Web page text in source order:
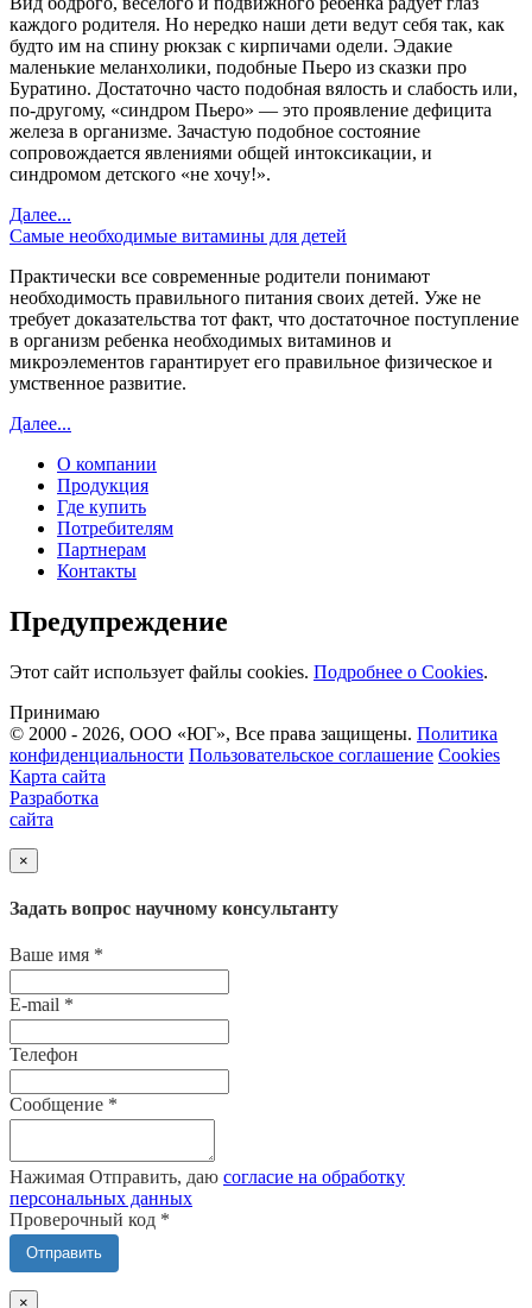
каждого родителя. Но нередко наши дети ведут себя так, как
будто им на спину рюкзак с кирпичами одели. Эдакие
маленькие меланхолики, подобные Пьеро из сказки про
Буратино. Достаточно часто подобная вялость и слабость или,
по-другому, «синдром Пьеро» — это проявление дефицита
железа в организме. Зачастую подобное состояние
сопровождается явлениями общей интоксикации, и
синдромом детского «не хочу!».
Далее...
Самые необходимые витамины для детей
Практически все современные родители понимают
необходимость правильного питания своих детей. Уже не
требует доказательства тот факт, что достаточное поступление
в организм ребенка необходимых витаминов и
микроэлементов гарантирует его правильное физическое и
умственное развитие.
Далее...
О компании
Продукция
Где купить
Потребителям
Партнерам
Контакты
Предупреждение
Этот сайт использует файлы cookies. Подробнее о Cookies.
Принимаю
© 2000 - 2026, ООО «ЮГ», Все права защищены. Политика
конфиденциальности Пользовательское соглашение Cookies
Карта сайта
Разработка
сайта
×
Задать вопрос научному консультанту
Ваше имя *
E-mail *
Телефон
Сообщение *
Нажимая Отправить, даю согласие на обработку
персональных данных
Проверочный код *
Отправить
×